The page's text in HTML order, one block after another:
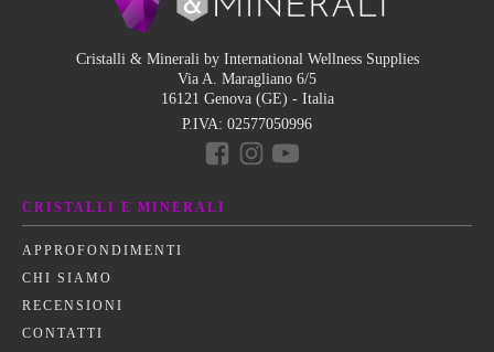
Cristalli & Minerali by International Wellness Supplies
Via A. Maragliano 6/5
16121 Genova (GE) - Italia
P.IVA: 02577050996
CRISTALLI E MINERALI
APPROFONDIMENTI
CHI SIAMO
RECENSIONI
CONTATTI